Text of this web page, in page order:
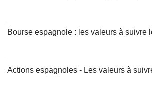
Bourse espagnole : les valeurs à suivre
Actions espagnoles - Les valeurs à